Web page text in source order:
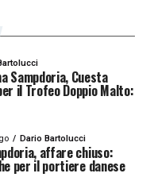
indelebili
soprattutto in
che nel
A, dopo 54
massima
conoscerà e
Sampdoria, Cuesta
il Trofeo Doppio Malto:
Dario Bartolucci
affare chiuso:
per il portiere danese